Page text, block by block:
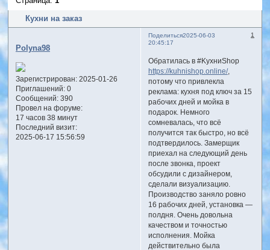
Кухни на заказ
Поделиться 1
2025-06-03
20:45:17
Polyna98
Зарегистрирован: 2025-01-26
Приглашений:0
Сообщений:390
Провел на форуме:
17 часов 38 минут
Последний визит:
2025-06-17 15:56:59
Обратилась в #KухниShop
https://kuhnishop.online/,
потому что привлекла
реклама: кухня под ключ за 15
рабочих дней и мойка в
подарок. Немного
сомневалась, что всё
получится так быстро, но всё
подтвердилось. Замерщик
приехал на следующий день
после звонка, проект
обсудили с дизайнером,
сделали визуализацию.
Производство заняло ровно
16 рабочих дней, установка —
полдня. Очень довольна
качеством и точностью
исполнения. Мойка
действительно была